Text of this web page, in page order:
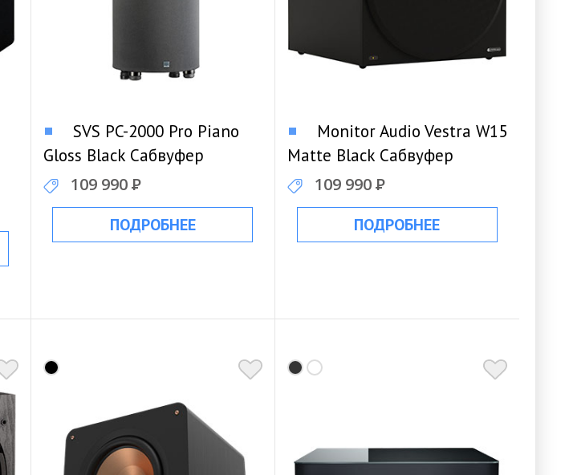
SVS PC-2000 Pro Piano
Gloss Black Сабвуфер
109 990Р
ПОДРОБНЕЕ
Monitor Audio Vestra W15
Matte Black Сабвуфер
109 990Р
ПОДРОБНЕЕ